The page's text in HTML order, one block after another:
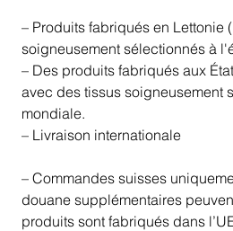
– Produits fabriqués en Lettonie
soigneusement sélectionnés à
– Des produits fabriqués aux
avec des tissus soigneusement
mondiale.
– Livraison internationale
– Commandes suisses
douane supplémentaires
produits sont fabriqués dans